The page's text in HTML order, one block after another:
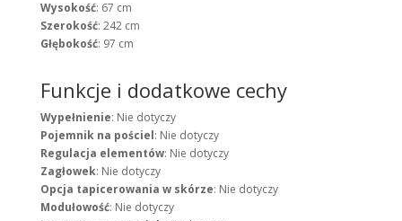
Wysokość: 67 cm
Szerokość: 242 cm
Głębokość: 97 cm
Funkcje i dodatkowe cechy
Wypełnienie: Nie dotyczy
Pojemnik na pościel: Nie dotyczy
Regulacja elementów: Nie dotyczy
Zagłowek: Nie dotyczy
Opcja tapicerowania w skórze: Nie dotyczy
Modułowość: Nie dotyczy